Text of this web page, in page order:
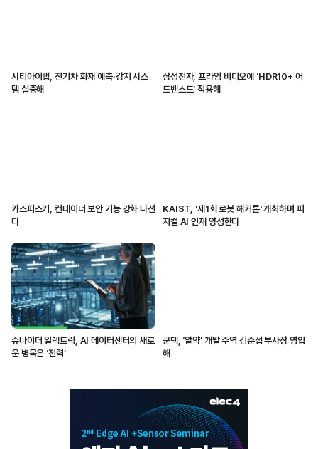
시티아이랩, 전기차 화재 예측·감지 시스
템 실증해
삼성전자, 프라임 비디오에 ‘HDR10+ 어
드밴스드’ 적용해
카스퍼스키, 컨테이너 보안 기능 강화 나선
다
KAIST, '제1회 로봇 해커톤' 개최하며 피
지컬 AI 인재 양성한다
슈나이더 일렉트릭, AI 데이터센터의 새로
운 병목은 ‘전력’
쿤텍, ‘알약’ 개발 주역 김준섭 부사장 영입
해